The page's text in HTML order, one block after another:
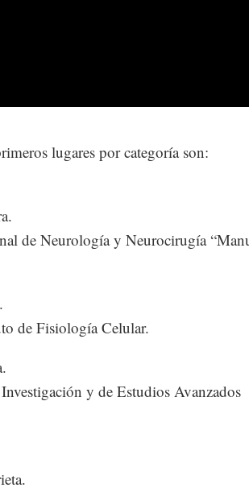
lugares por categoría son:
de Neurología y Neurocirugía
de Fisiología Celular.
y de Estudios Avanzados